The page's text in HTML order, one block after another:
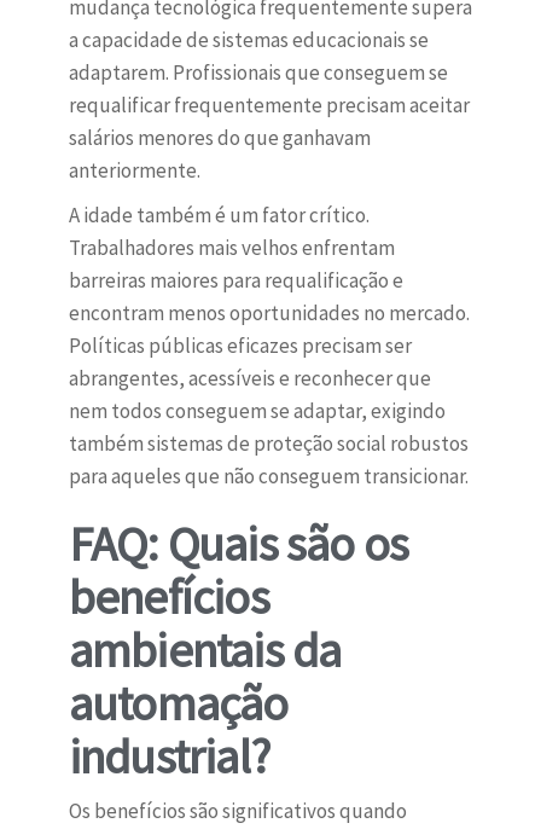
mudança tecnológica frequentemente supera
a capacidade de sistemas educacionais se
adaptarem. Profissionais que conseguem se
requalificar frequentemente precisam aceitar
salários menores do que ganhavam
anteriormente.
A idade também é um fator crítico.
Trabalhadores mais velhos enfrentam
barreiras maiores para requalificação e
encontram menos oportunidades no mercado.
Políticas públicas eficazes precisam ser
abrangentes, acessíveis e reconhecer que
nem todos conseguem se adaptar, exigindo
também sistemas de proteção social robustos
para aqueles que não conseguem transicionar.
FAQ: Quais são os
benefícios
ambientais da
automação
industrial?
Os benefícios são significativos quando